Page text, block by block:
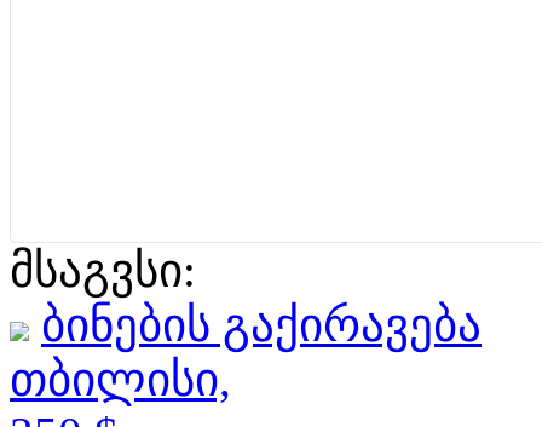
მსაგვსი:
ბინების გაქირავება
თბილისი,